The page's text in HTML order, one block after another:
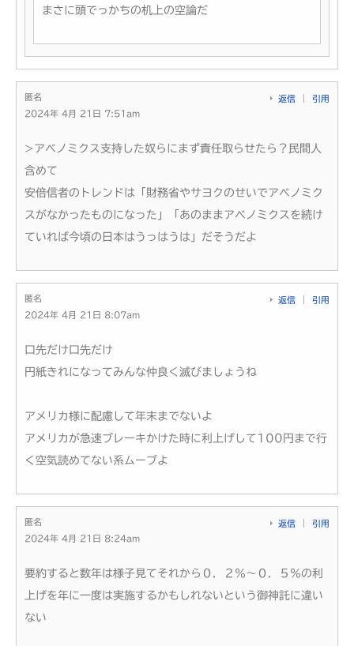
まさに頭でっかちの机上の空論だ
匿名
2024年 4月 21日 7:51am
返信 引用
>アベノミクス支持した奴らにまず責任取らせたら？民間人
含めて
安倍信者のトレンドは「財務省やサヨクのせいでアベノミク
スがなかったものになった」「あのままアベノミクスを続け
ていれば今頃の日本はうっはうは」だそうだよ
匿名
2024年 4月 21日 8:07am
返信 引用
口先だけ口先だけ
円紙きれになってみんな仲良く滅びましょうね
アメリカ様に配慮して年末までないよ
アメリカが急速ブレーキかけた時に利上げして100円まで行
く空気読めてない系ムーブよ
匿名
2024年 4月 21日 8:24am
返信 引用
要約すると数年は様子見てそれから０．２％～０．５％の利
上げを年に一度は実施するかもしれないという御神託に違い
ない